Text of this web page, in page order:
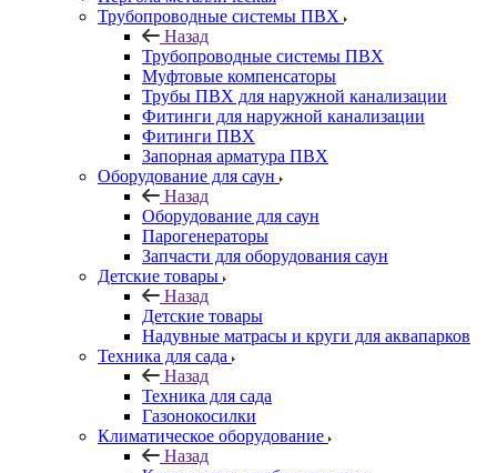
Трубопроводные системы ПВХ
Назад
Трубопроводные системы ПВХ
Муфтовые компенсаторы
Трубы ПВХ для наружной канализации
Фитинги для наружной канализации
Фитинги ПВХ
Запорная арматура ПВХ
Оборудование для саун
Назад
Оборудование для саун
Парогенераторы
Запчасти для оборудования саун
Детские товары
Назад
Детские товары
Надувные матрасы и круги для аквапарков
Техника для сада
Назад
Техника для сада
Газонокосилки
Климатическое оборудование
Назад